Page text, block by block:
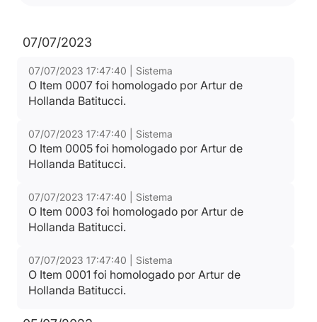
07/07/2023
07/07/2023 17:47:40 | Sistema
O Item 0007 foi homologado por Artur de
Hollanda Batitucci.
07/07/2023 17:47:40 | Sistema
O Item 0005 foi homologado por Artur de
Hollanda Batitucci.
07/07/2023 17:47:40 | Sistema
O Item 0003 foi homologado por Artur de
Hollanda Batitucci.
07/07/2023 17:47:40 | Sistema
O Item 0001 foi homologado por Artur de
Hollanda Batitucci.